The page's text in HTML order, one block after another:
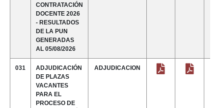
CONTRATACIÓN
DOCENTE 2026
- RESULTADOS
DE LA PUN
GENERADAS
AL 05/08/2026
031
ADJUDICACIÓN
DE PLAZAS
VACANTES
PARA EL
PROCESO DE
ADJUDICACION